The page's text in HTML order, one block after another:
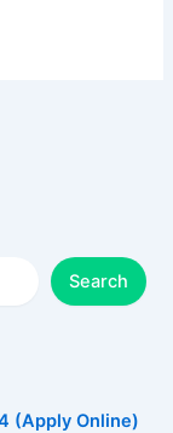
Search
(Apply Online)